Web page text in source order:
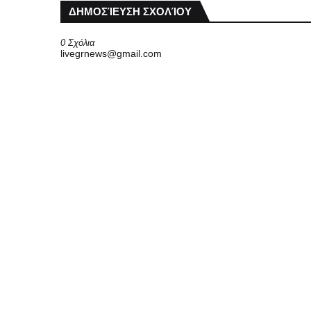
ΔΗΜΟΣΊΕΥΣΗ ΣΧΟΛΊΟΥ
0 Σχόλια
livegrnews@gmail.com